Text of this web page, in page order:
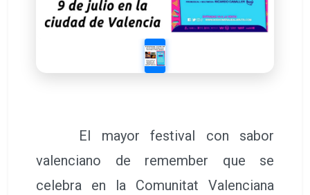
El mayor festival con sabor
valenciano de remember que se
celebra en la Comunitat Valenciana